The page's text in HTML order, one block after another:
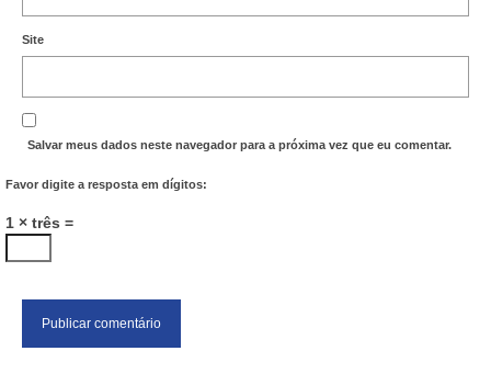
Site
Salvar meus dados neste navegador para a próxima vez que eu comentar.
Favor digite a resposta em dígitos:
1 × três =